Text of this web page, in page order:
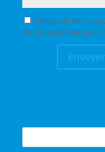
Enregistrer mon
dans le navigateur pour